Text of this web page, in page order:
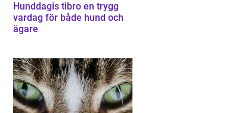
Hunddagis tibro en trygg
vardag för både hund och
ägare